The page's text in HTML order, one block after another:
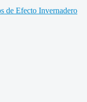
de Efecto Invernadero